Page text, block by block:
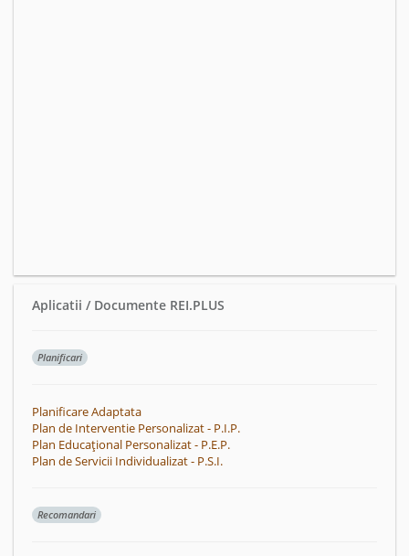
Aplicatii / Documente REI.PLUS
Planificari
Planificare Adaptata
Plan de Interventie Personalizat - P.I.P.
Plan Educațional Personalizat - P.E.P.
Plan de Servicii Individualizat - P.S.I.
Recomandari